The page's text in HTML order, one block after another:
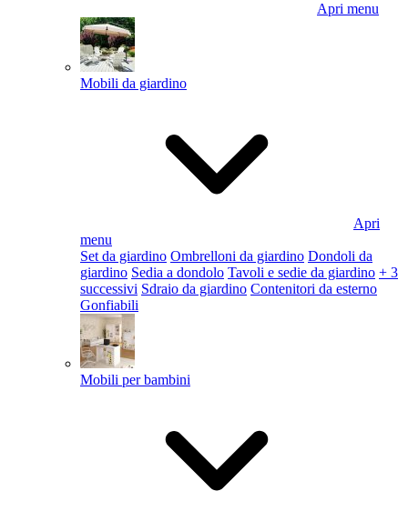
Apri menu
Mobili da giardino
Apri
menu
Set da giardino Ombrelloni da giardino Dondoli da
giardino Sedia a dondolo Tavoli e sedie da giardino + 3
successivi Sdraio da giardino Contenitori da esterno
Gonfiabili
Mobili per bambini